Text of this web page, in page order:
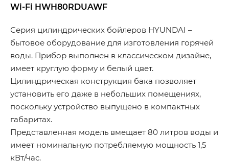
Wi-Fi HWH80RDUAWF
Серия цилиндрических бойлеров HYUNDAI –
бытовое оборудование для изготовления горячей
воды. Прибор выполнен в классическом дизайне,
имеет круглую форму и белый цвет.
Цилиндрическая конструкция бака позволяет
установить его даже в небольших помещениях,
поскольку устройство выпущено в компактных
габаритах.
Представленная модель вмещает 80 литров воды и
имеет номинальную потребляемую мощность 1,5
кВт/час.